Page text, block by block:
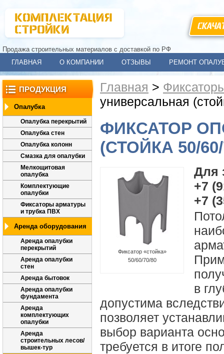
Продажа строительных материалов с доставкой по РФ
ГЛАВНАЯ О КОМПАНИИ ОТЗЫВЫ РЕМОНТ
ПРОДУКЦИЯ
Опалубка
Опалубка перекрытий
Опалубка стен
Опалубка колонн
Смазка для опалубки
Мелкощитовая
опалубка
Комплектующие
опалубки
Фиксаторы арматуры
и трубка ПВХ
Аренда оборудования
Аренда опалубки
перекрытий
Аренда опалубки
стен
Аренда бытовок
Аренда опалубки
фундамента
Аренда
комплектующих
опалубки
Аренда
строительных лесов/
вышек-тур
Главная >
универсальная
ФИКСАТОР
(СТОЙКА 50/60/
Фиксатор «стойка»
50/60/70/80
Для
+7
+7
в
допустима
позволяет
выбор варианта
требуется в итоге